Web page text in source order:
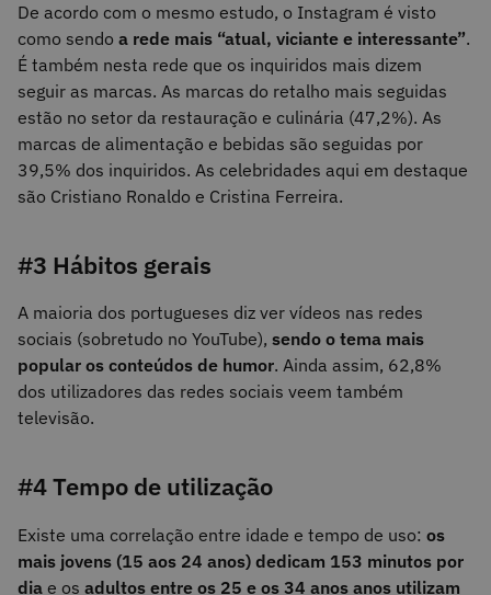
De acordo com o mesmo estudo, o Instagram é visto
como sendo a rede mais “atual, viciante e interessante”.
É também nesta rede que os inquiridos mais dizem
seguir as marcas. As marcas do retalho mais seguidas
estão no setor da restauração e culinária (47,2%). As
marcas de alimentação e bebidas são seguidas por
39,5% dos inquiridos. As celebridades aqui em destaque
são Cristiano Ronaldo e Cristina Ferreira.
#3 Hábitos gerais
A maioria dos portugueses diz ver vídeos nas redes
sociais (sobretudo no YouTube), sendo o tema mais
popular os conteúdos de humor. Ainda assim, 62,8%
dos utilizadores das redes sociais veem também
televisão.
#4 Tempo de utilização
Existe uma correlação entre idade e tempo de uso: os
mais jovens (15 aos 24 anos) dedicam 153 minutos por
dia e os adultos entre os 25 e os 34 anos anos utilizam